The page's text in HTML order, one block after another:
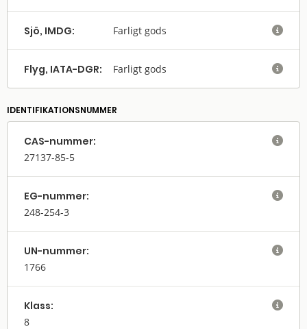
Sjö, IMDG: Farligt gods 
Flyg, IATA-DGR: Farligt gods 
IDENTIFIKATIONSNUMMER
CAS-nummer:
27137-85-5

EG-nummer:
248-254-3

UN-nummer:
1766

Klass:
8
